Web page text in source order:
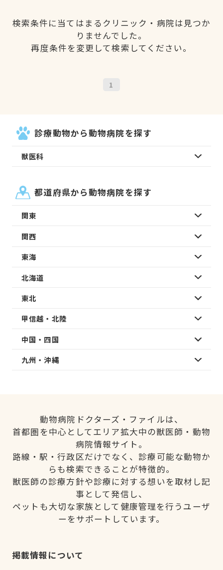
検索条件に当てはまるクリニック・病院は見つか
りませんでした。
再度条件を変更して検索してください。
1
診療動物から動物病院を探す
獣医科
都道府県から動物病院を探す
関東
関西
東海
北海道
東北
甲信越・北陸
中国・四国
九州・沖縄
動物病院ドクターズ・ファイルは、
首都圏を中心としてエリア拡大中の獣医師・動物
病院情報サイト。
路線・駅・行政区だけでなく、診療可能な動物か
らも検索できることが特徴的。
獣医師の診療方針や診療に対する想いを取材し記
事として発信し、
ペットも大切な家族として健康管理を行うユーザ
ーをサポートしています。
掲載情報について